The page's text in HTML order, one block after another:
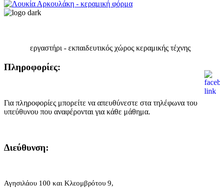
εργαστήρι - εκπαιδευτικός χώρος κεραμικής τέχνης
Πληροφορίες:
Για πληροφορίες μπορείτε να απευθύνεστε στα τηλέφωνα του
υπεύθυνου που αναφέρονται για κάθε μάθημα.
Διεύθυνση:
Αγησιλάου 100 και Κλεομβρότου 9,